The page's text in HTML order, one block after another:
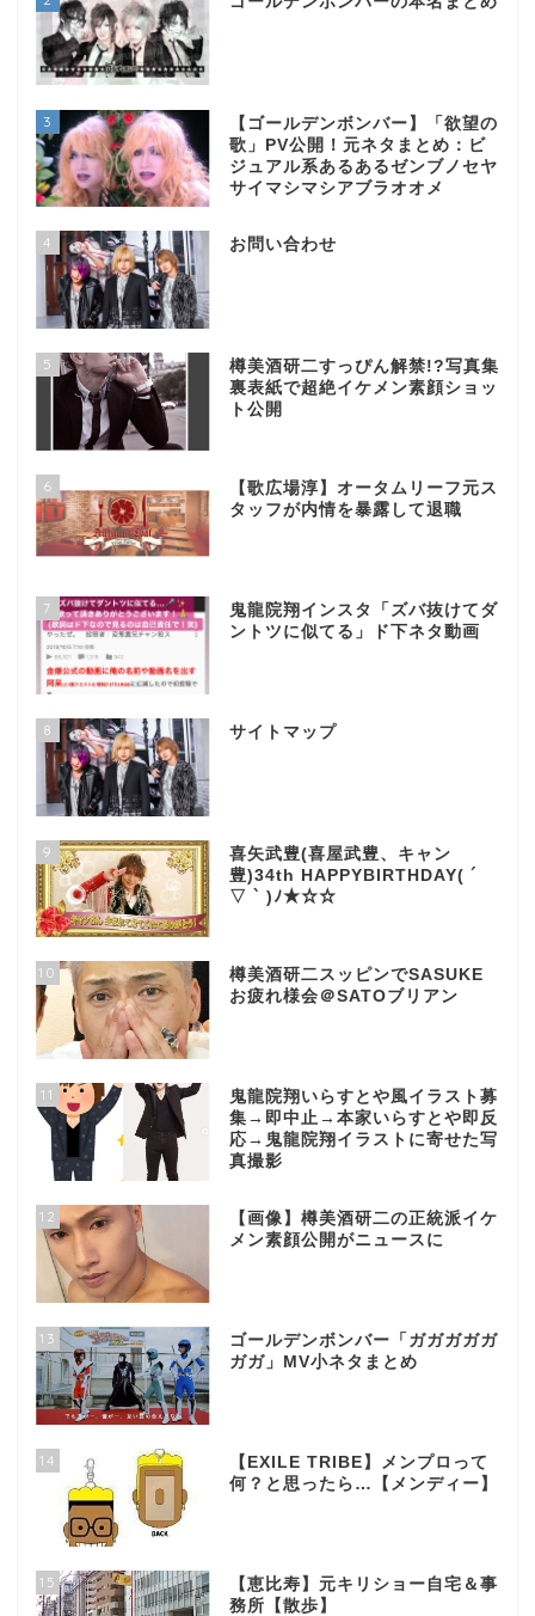
3
【ゴールデンボンバー】「欲望の
歌」PV公開！元ネタまとめ：ビ
ジュアル系あるあるゼンブノセヤ
サイマシマシアブラオオメ
4 お問い合わせ
5
樽美酒研二すっぴん解禁!?写真集
裏表紙で超絶イケメン素顔ショッ
ト公開
6
【歌広場淳】オータムリーフ元ス
タッフが内情を暴露して退職
7
鬼龍院翔インスタ「ズバ抜けてダ
ントツに似てる」ド下ネタ動画
8 サイトマップ
9
喜矢武豊(喜屋武豊、キャン
豊)34th HAPPYBIRTHDAY( ´
▽ ` )ﾉ★☆☆
10
樽美酒研二スッピンでSASUKE
お疲れ様会＠SATOブリアン
11
鬼龍院翔いらすとや風イラスト募
集→即中止→本家いらすとや即反
応→鬼龍院翔イラストに寄せた写
真撮影
12
【画像】樽美酒研二の正統派イケ
メン素顔公開がニュースに
13
ゴールデンボンバー「ガガガガガ
ガガ」MV小ネタまとめ
14
【EXILE TRIBE】メンプロって
何？と思ったら…【メンディー】
15
【恵比寿】元キリショー自宅＆事
務所【散歩】